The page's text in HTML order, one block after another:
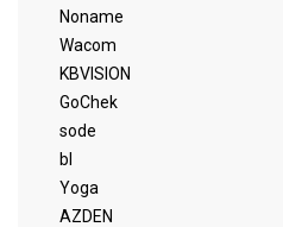
Noname
Wacom
KBVISION
GoChek
sode
bl
Yoga
AZDEN